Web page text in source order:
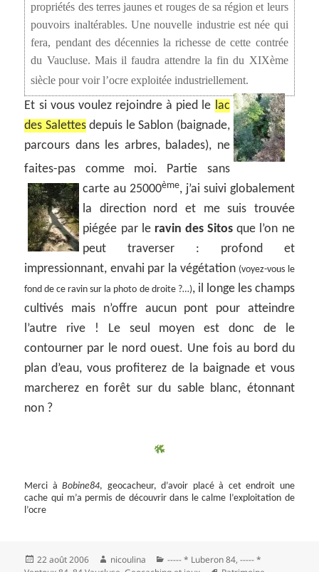
propriétés des terres jaunes et rouges de sa région et leurs
pouvoirs inaltérables. Une nouvelle industrie est née qui
fera, pendant des décennies la richesse de cette contrée
du Vaucluse. Mais il faudra attendre la fin du XIXème
siècle pour voir l’ocre exploitée industriellement.
Et si vous voulez rejoindre à pied le lac
des Salettesdepuis le Sablon (baignade,
parcours dans les arbres, balades), ne
faites-pas comme moi. Partie sans
carte au 25000ème, j’ai suivi globalement
la direction nord et me suis trouvée
piégée par le ravin des Sitosque l’on ne
peut traverser : profond et
impressionnant, envahi par la végétation (voyez-vous le
fond de ce ravin sur la photo de droite ?…), il longe les champs
cultivés mais n’offre aucun pont pour atteindre
l’autre rive ! Le seul moyen est donc de le
contourner par le nord ouest. Une fois au bord du
plan d’eau, vous profiterez de la baignade et vous
marcherez en forêt sur du sable blanc, étonnant
non ?
Merci àBobine84, geocacheur, d’avoir placé à cet endroit une
cache qui m’a permis de découvrir dans le calme l’exploitation de
l’ocre
Publié
le
22 août 2006 Auteur
nicoulina Catégories
----- * Luberon 84,----- *
Mots-